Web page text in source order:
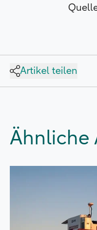
Artikel teilen
Ähnliche